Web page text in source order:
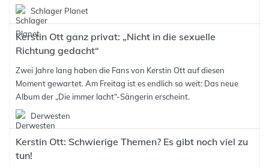
Schlager Planet
Kerstin Ott ganz privat: „Nicht in die sexuelle
Richtung gedacht“
Zwei Jahre lang haben die Fans von Kerstin Ott auf diesen
Moment gewartet. Am Freitag ist es endlich so weit: Das neue
Album der „Die immer lacht“-Sängerin erscheint.
Derwesten
Kerstin Ott: Schwierige Themen? Es gibt noch viel zu
tun!